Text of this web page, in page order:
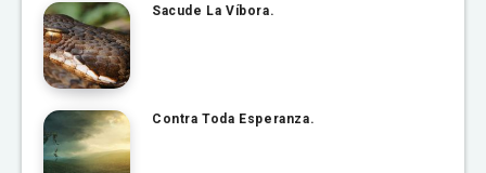
Sacude La Víbora.
Contra Toda Esperanza.